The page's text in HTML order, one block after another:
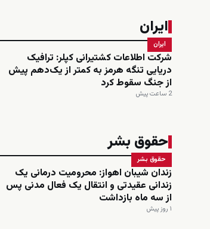
ایران
ایران
شرکت اطلاعات کشتیرانی کپلر: ترافیک
دریایی تنگه هرمز به کمتر از یک‌دهم پیش
از جنگ سقوط کرد
2 ساعت پیش
حقوق بشر
حقوق بشر
زندان شیبان اهواز: محرومیت درمانی یک
زندانی عقیدتی و انتقال یک فعال مدنی پس
از سه ماه بازداشت
۱ روز پیش